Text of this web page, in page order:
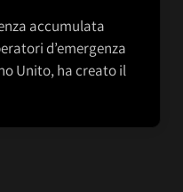
accumulata
d’emergenza
Unito, ha creato il